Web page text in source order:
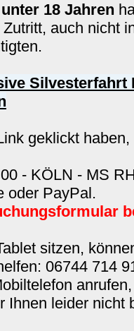
18 Jahren
auch nicht
Silvesterfahrt
geklickt
- KÖLN - MS
oder PayPal.
sitzen,
06744 714
Ihnen leider nicht